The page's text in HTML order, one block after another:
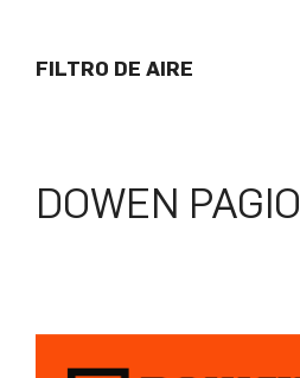
FILTRO DE AIRE
DOWEN PAGIO